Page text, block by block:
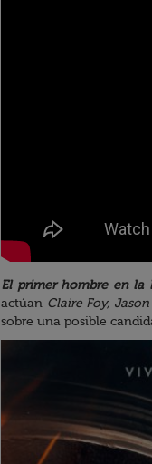
El primer hombre en la
actúan Claire Foy,
sobre una posible